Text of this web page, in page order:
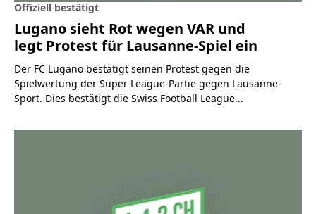
Offiziell bestätigt
Lugano sieht Rot wegen VAR und
legt Protest für Lausanne-Spiel ein
Der FC Lugano bestätigt seinen Protest gegen die
Spielwertung der Super League-Partie gegen Lausanne-
Sport. Dies bestätigt die Swiss Football League...